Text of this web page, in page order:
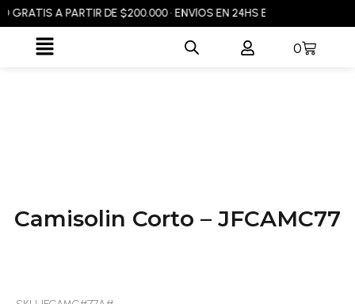
al
contenido
A PARTIR DE $200.000 • ENVÍOS EN 24HS EN CABA Y GBA •
Flyout
0
Carrito
Camisolin Corto – JFCAMC77